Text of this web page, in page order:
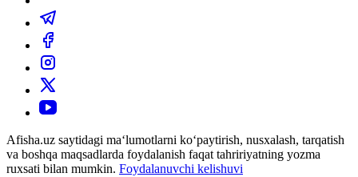
Afisha.uz saytidagi ma‘lumotlarni ko‘paytirish, nusxalash, tarqatish
va boshqa maqsadlarda foydalanish faqat tahririyatning yozma
ruxsati bilan mumkin. Foydalanuvchi kelishuvi